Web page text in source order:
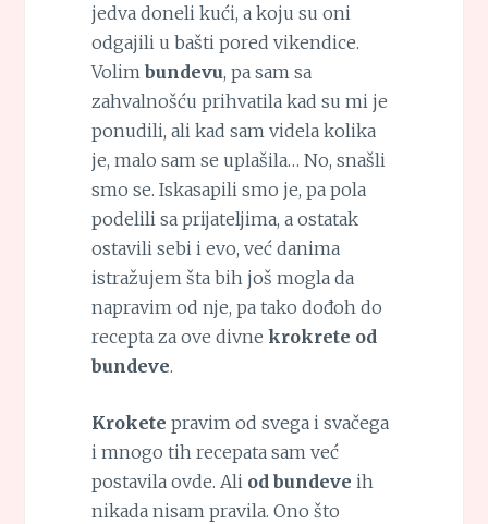
jedva doneli kući, a koju su oni
odgajili u bašti pored vikendice.
Volim bundevu, pa sam sa
zahvalnošću prihvatila kad su mi je
ponudili, ali kad sam videla kolika
je, malo sam se uplašila… No, snašli
smo se. Iskasapili smo je, pa pola
podelili sa prijateljima, a ostatak
ostavili sebi i evo, već danima
istražujem šta bih još mogla da
napravim od nje, pa tako dođoh do
recepta za ove divne krokrete od
bundeve.
Krokete pravim od svega i svačega
i mnogo tih recepata sam već
postavila ovde. Ali od bundeve ih
nikada nisam pravila. Ono što